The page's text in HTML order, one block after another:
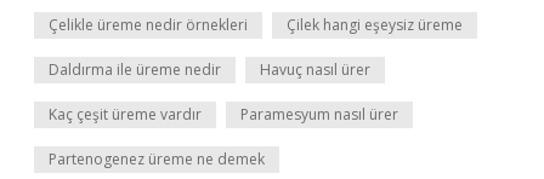
Çelikle üreme nedir örnekleri Çilek hangi eşeysiz üreme
Daldırma ile üreme nedir Havuç nasıl ürer
Kaç çeşit üreme vardır Paramesyum nasıl ürer
Partenogenez üreme ne demek